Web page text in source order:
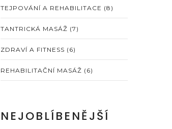
TEJPOVÁNÍ A REHABILITACE (8)
TANTRICKÁ MASÁŽ (7)
ZDRAVÍ A FITNESS (6)
REHABILITAČNÍ MASÁŽ (6)
NEJOBLÍBENĚJŠÍ